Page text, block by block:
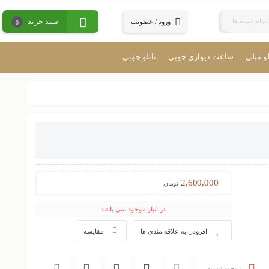
تمام دسته ها ورود / عضویت سبد خرید 0
مبلی ساعت دیواری چوبی تابلو چوبی
2,600,000 تومان
در انبار موجود نمی باشد
مقایسه افزودن به علاقه مندی ها